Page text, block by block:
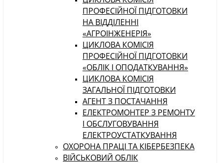
ПРОФЕСІЙНОЇ ПІДГОТОВКИ
НА ВІДДІЛЕННІ
«АГРОІНЖЕНЕРІЯ»
ЦИКЛОВА КОМІСІЯ
ПРОФЕСІЙНОЇ ПІДГОТОВКИ
«ОБЛІК І ОПОДАТКУВАННЯ»
ЦИКЛОВА КОМІСІЯ
ЗАГАЛЬНОЇ ПІДГОТОВКИ
АГЕНТ З ПОСТАЧАННЯ
ЕЛЕКТРОМОНТЕР З РЕМОНТУ
І ОБСЛУГОВУВАННЯ
ЕЛЕКТРОУСТАТКУВАННЯ
ОХОРОНА ПРАЦІ ТА КІБЕРБЕЗПЕКА
ВІЙСЬКОВИЙ ОБЛІК